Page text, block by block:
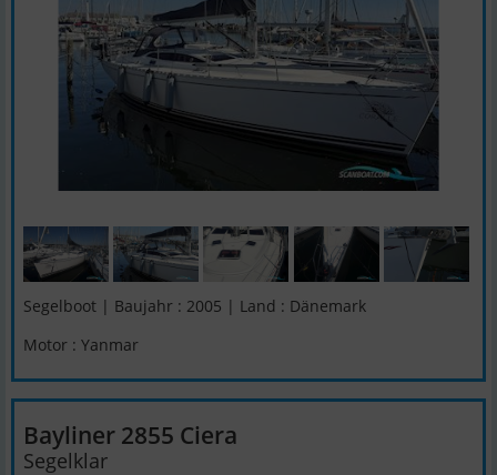
Segelboot | Baujahr : 2005 | Land : Dänemark
Motor : Yanmar
Bayliner 2855 Ciera
Segelklar